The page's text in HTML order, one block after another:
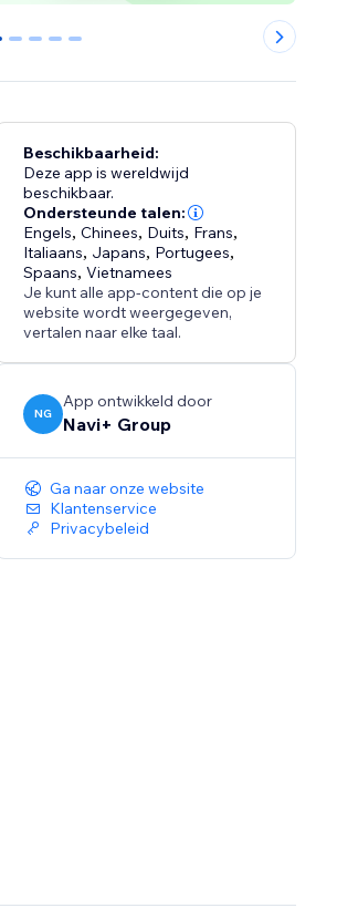
1 2 3 4
Beschikbaarheid:
Deze app is wereldwijd
beschikbaar.
Ondersteunde talen:
Engels,Chinees, Duits, Frans,
Italiaans, Japans, Portugees,
Spaans,Vietnamees
Je kunt alle app-content die op je
website wordt weergegeven,
vertalen naar elke taal.
NG
App ontwikkeld door
Navi+ Group
Ga naar onze website
Klantenservice
Privacybeleid